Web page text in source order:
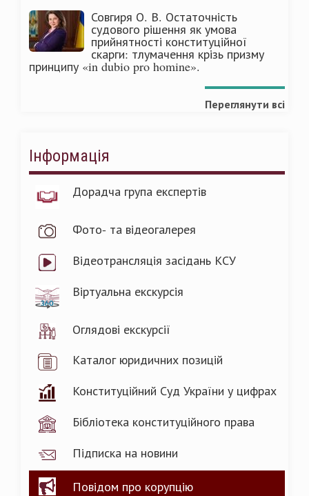
Совгиря О. В. Остаточність
судового рішення як умова
прийнятності конституційної
скарги: тлумачення крізь призму
принципу «in dubio pro homine».
Переглянути всі
Інформація
Дорадча група експертів
Фото- та відеогалерея
Відеотрансляція засідань КСУ
Віртуальна екскурсія
Оглядові екскурсії
Каталог юридичних позицій
Конституційний Суд України у цифрах
Бібліотека конституційного права
Підписка на новини
Повідом про корупцію